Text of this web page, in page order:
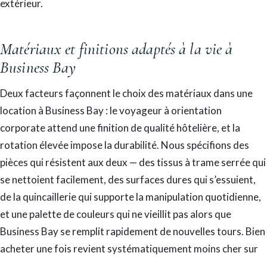
extérieur.
Matériaux et finitions adaptés à la vie à
Business Bay
Deux facteurs façonnent le choix des matériaux dans une
location à Business Bay : le voyageur à orientation
corporate attend une finition de qualité hôtelière, et la
rotation élevée impose la durabilité. Nous spécifions des
pièces qui résistent aux deux — des tissus à trame serrée qui
se nettoient facilement, des surfaces dures qui s’essuient,
de la quincaillerie qui supporte la manipulation quotidienne,
et une palette de couleurs qui ne vieillit pas alors que
Business Bay se remplit rapidement de nouvelles tours. Bien
acheter une fois revient systématiquement moins cher sur